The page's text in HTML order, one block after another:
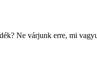
Ne várjunk erre, mi